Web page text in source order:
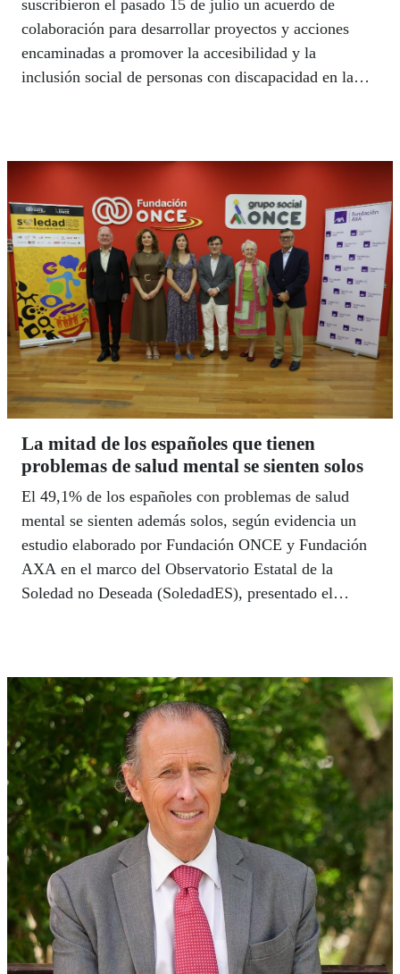
suscribieron el pasado 15 de julio un acuerdo de
colaboración para desarrollar proyectos y acciones
encaminadas a promover la accesibilidad y la
inclusión social de personas con discapacidad en la
visitar gratis esta maravilla de la arquitectura, el arte y
la tolerancia que visitan al dos más de dos millones de
personas.
La mitad de los españoles que tienen
problemas de salud mental se sienten solos
El 49,1% de los españoles con problemas de salud
mental se sienten además solos, según evidencia un
estudio elaborado por Fundación ONCE y Fundación
AXA en el marco del Observatorio Estatal de la
Soledad no Deseada (SoledadES), presentado el
fenómenos están muy relacionados y que mientras el
primero se mantiene estable (aunque con matices)
desde 2024, el segundo ha aumentado casi seis puntos
en los últimos dos años.